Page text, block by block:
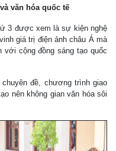
văn hóa quốc tế
3 được xem là sự kiện nghệ
giá trị điện ảnh châu Á mà
cộng đồng sáng tạo quốc
đề, chương trình giao
nên không gian văn hóa sôi